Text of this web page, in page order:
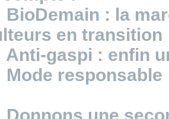
BioDemain : la
en transition
Anti-gaspi : enfin
Mode